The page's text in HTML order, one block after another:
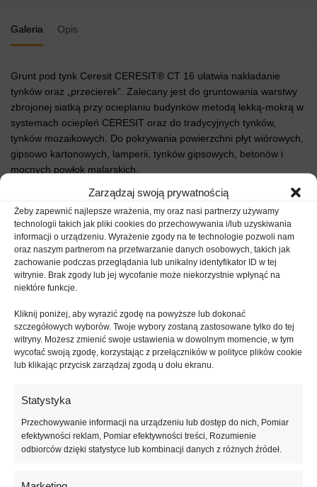
Zarządzaj swoją prywatnością
Żeby zapewnić najlepsze wrażenia, my oraz nasi partnerzy używamy
technologii takich jak pliki cookies do przechowywania i/lub uzyskiwania
informacji o urządzeniu. Wyrażenie zgody na te technologie pozwoli nam
oraz naszym partnerom na przetwarzanie danych osobowych, takich jak
zachowanie podczas przeglądania lub unikalny identyfikator ID w tej
witrynie. Brak zgody lub jej wycofanie może niekorzystnie wpłynąć na
niektóre funkcje.
Kliknij poniżej, aby wyrazić zgodę na powyższe lub dokonać
szczegółowych wyborów. Twoje wybory zostaną zastosowane tylko do tej
witryny. Możesz zmienić swoje ustawienia w dowolnym momencie, w tym
wycofać swoją zgodę, korzystając z przełączników w polityce plików cookie
lub klikając przycisk zarządzaj zgodą u dołu ekranu.
Statystyka
Przechowywanie informacji na urządzeniu lub dostęp do nich, Pomiar
efektywności reklam, Pomiar efektywności treści, Rozumienie
odbiorców dzięki statystyce lub kombinacji danych z różnych źródeł.
Galeria Opis
Grunt pod tynk Ceresit CERESIT® CT 16 ułatwia nakładanie
tynków oraz „przecierek”. Zalecany jest do gruntowania warstwy
zbrojonej siatką przy ocieplaniu budynków metodą lekką-mokrą w
systemach ociepleń CERESIT oraz do tradycyjnych tynków,
tynków mozaikowych. Do pokrywania powierzchni płyt wiórowych,
gipsowo kartonowych, lamperii, tynków gipsowych, betonów i
mocnych powłok malarskich.
Właściwości
Wodoodporny, redukuje chłonnośc podłoża
Paroprzepuszczalny, szybkoschnący
Zwiększa przyczepność do podłoża
Zawiera kruszywo
Ułatwia nakładanie tynków cienkowarstwowych
Wysoka siła krycia
Grunt kwarcowy pod tynk Ceresit CT
Grunt kwarcowy CT 16 ułatwia nakładanie cienkowarstwowych
tynków oraz „przecierek” stosowanych na zewnątrz i wewnątrz
budynków. Jest zalecany do gruntowania warstwy zbrojonej siatką
tradycyjnych tynków. Grunt jest również polecany też pod tynki